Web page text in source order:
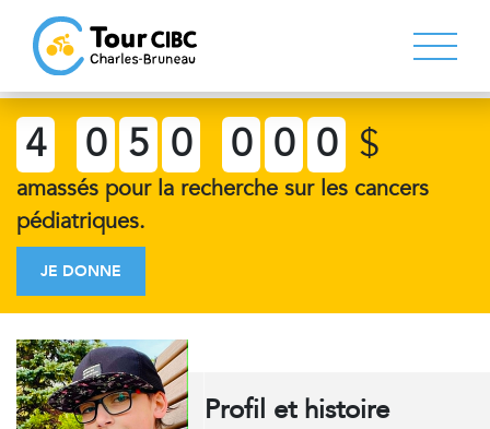
4 0 5 0 0 0 0 $
amassés pour la recherche sur les cancers
pédiatriques.
JE DONNE
Profil et histoire